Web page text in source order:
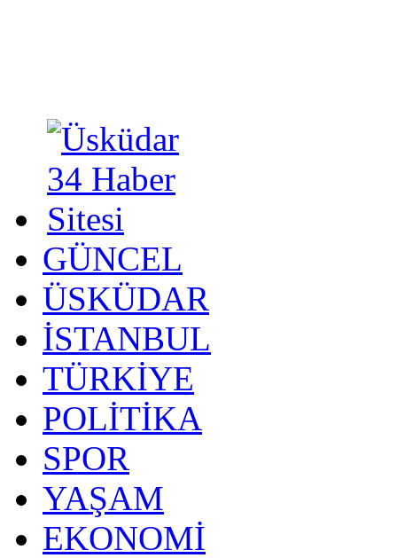
GÜNCEL
ÜSKÜDAR
İSTANBUL
TÜRKİYE
POLİTİKA
SPOR
YAŞAM
EKONOMİ